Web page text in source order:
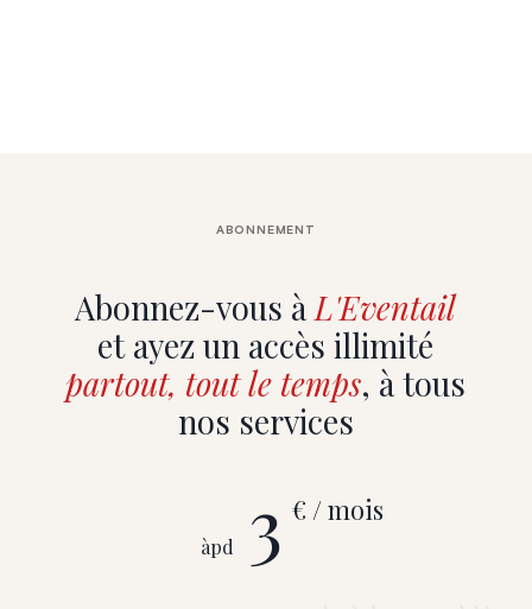
Abonnez-vous àL'Eventail
et ayez un accès illimité
partout, tout le temps, à tous
nos services
ABONNEMENT
àpd 3 € / mois